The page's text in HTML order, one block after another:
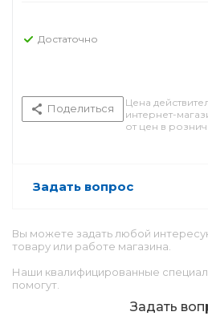
Достаточно
Поделиться
Цена
интернет-
от цен в
Задать вопрос
Вы можете задать любой
товару или работе магазина.
Наши квалифицированные
помогут.
Задать